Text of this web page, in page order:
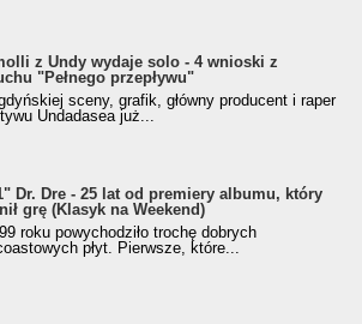
z Undy wydaje solo - 4 wnioski z
"Pełnego przepływu"
sceny, grafik, główny producent i raper
Undadasea już...
Dr. Dre - 25 lat od premiery albumu, który
grę (Klasyk na Weekend)
roku powychodziło trochę dobrych
płyt. Pierwsze, które...